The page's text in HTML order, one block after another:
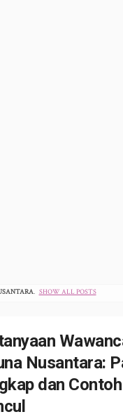
. SHOW ALL POSTS
Nusantara:
dan